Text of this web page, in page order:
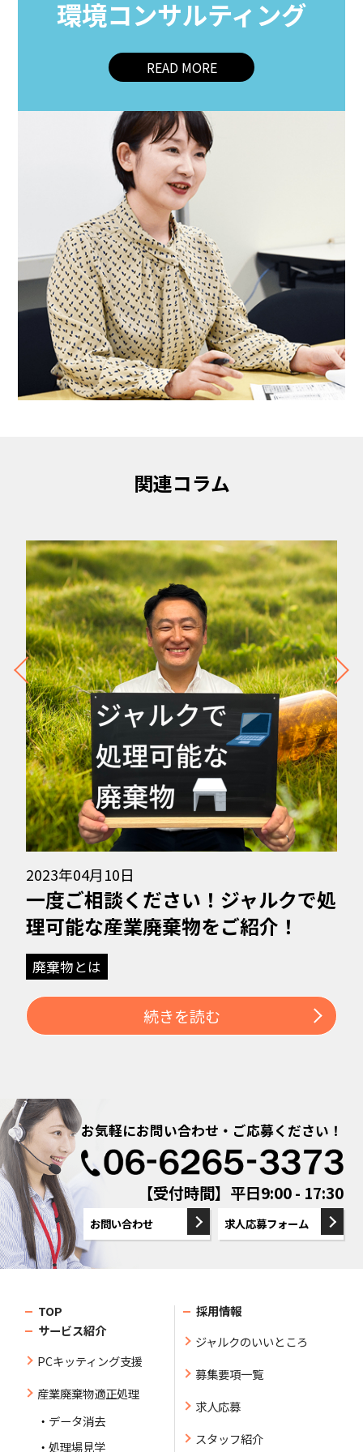
環境コンサルティング
READ MORE
関連コラム
2023年04月10日
一度ご相談ください！ジャルクで処
理可能な産業廃棄物をご紹介！
廃棄物とは
続きを読む
お気軽にお問い合わせ・ご応募ください！
【受付時間】平日9:00 - 17:30
お問い合わせ 求人応募フォーム
TOP
サービス紹介
PCキッティング支援
産業廃棄物適正処理
データ消去
処理場見学
採用情報
ジャルクのいいところ
募集要項一覧
求人応募
スタッフ紹介